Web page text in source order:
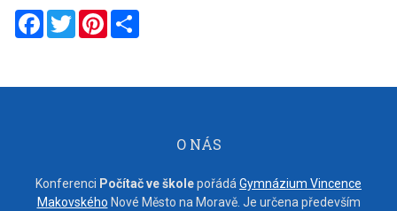
Facebook
TwitterPinterest
O NÁS
Konferenci Počítač ve školepořádá Gymnázium Vincence
Makovského Nové Město na Moravě. Je určena především